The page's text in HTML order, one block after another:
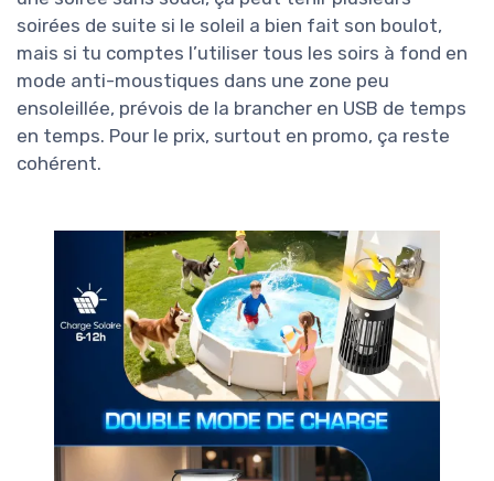
soirées de suite si le soleil a bien fait son boulot,
mais si tu comptes l’utiliser tous les soirs à fond en
mode anti-moustiques dans une zone peu
ensoleillée, prévois de la brancher en USB de temps
en temps. Pour le prix, surtout en promo, ça reste
cohérent.